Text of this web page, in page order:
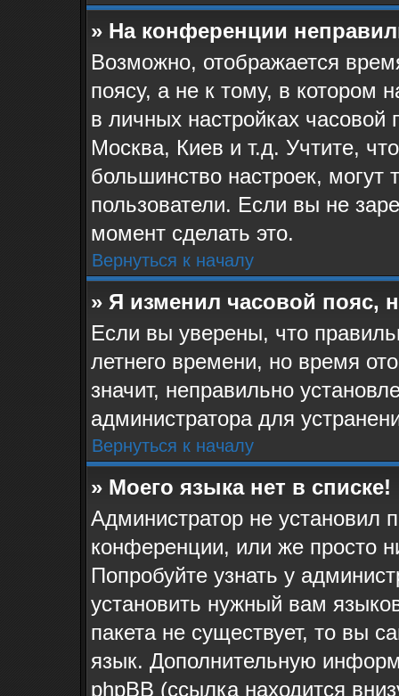
» На конференции
Возможно, отображается
поясу, а не к тому, в котором
в личных настройках часовой
Москва, Киев и т.д. Учтите,
большинство настроек, могут
пользователи. Если вы не
момент сделать это.
Вернуться к началу
» Я изменил часовой пояс,
Если вы уверены, что
летнего времени, но время
значит, неправильно
администратора для
Вернуться к началу
» Моего языка нет в списке!
Администратор не установил
конференции, или же просто
Попробуйте узнать у
установить нужный вам
пакета не существует, то вы
язык. Дополнительную
phpBB (ссылка находится